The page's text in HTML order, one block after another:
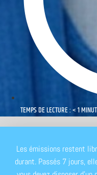
TEMPS DE LECTURE : < 1
Les émissions restent
durant. Passés 7 jours,